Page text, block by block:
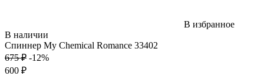
В избранное
В наличии
Спиннер My Chemical Romance 33402
675 ₽ -12%
600 ₽